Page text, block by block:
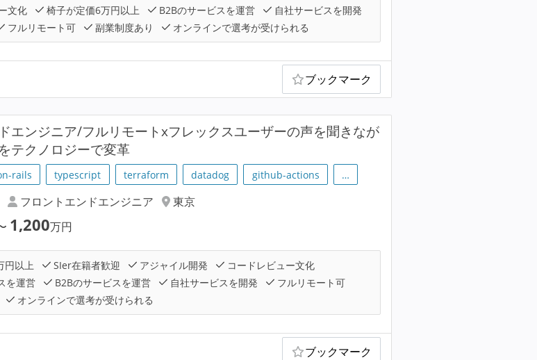
文化
椅子が定価6万円以上 B2Bのサービスを運営
自社サービスを開発
フルリモート可 副業制度あり オンラインで選考が受けられる
ブックマーク
エンジニア/フルリモートxフレックスユーザーの声を聞きなが
テクノロジーで変革
rails typescript terraform datadog github-actions …
フロントエンドエンジニア
東京
1,200万円
円以上 SIer在籍者歓迎 アジャイル開発
コードレビュー文化
を運営
B2Bのサービスを運営 自社サービスを開発
フルリモート可
オンラインで選考が受けられる
ブックマーク